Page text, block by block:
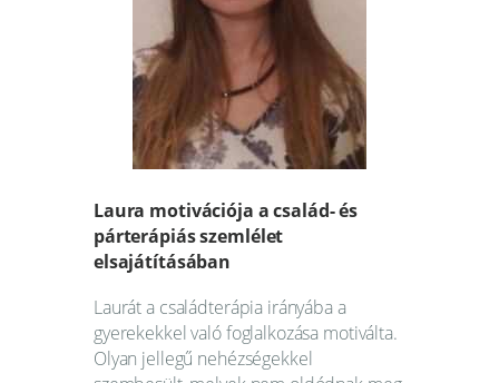
Kapcsolat
Információk
Laura motivációja a család- és
párterápiás szemlélet
elsajátításában
Laurát a családterápia irányába a
gyerekekkel való foglalkozása motiválta.
Olyan jellegű nehézségekkel